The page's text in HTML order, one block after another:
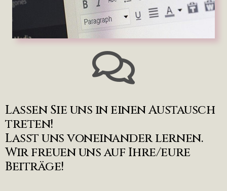
Lassen Sie uns in einen Austausch
treten!
Lasst uns voneinander lernen.
Wir freuen uns auf Ihre/eure
Beiträge!